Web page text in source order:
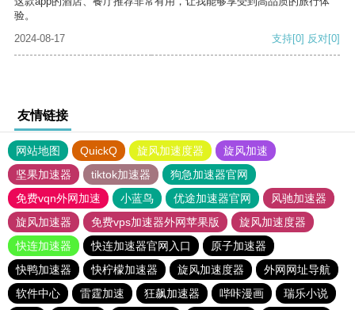
验。
2024-08-17
支持[0] 反对[0]
友情链接
网站地图 QuickQ 旋风加速度器
旋风加速
坚果加速器
tiktok加速器
狗急加速器官网
免费vqn外网加速
小蓝鸟 优途加速器官网
风驰加速器
旋风加速器
免费vps加速器外网苹果版
旋风加速度器
快连加速器
快连加速器官网入口
原子加速器
快鸭加速器
快柠檬加速器 旋风加速度器
外网网址导航
软件中心
雷霆加速 狂飙加速器 哔咔漫画
瑞乐小说